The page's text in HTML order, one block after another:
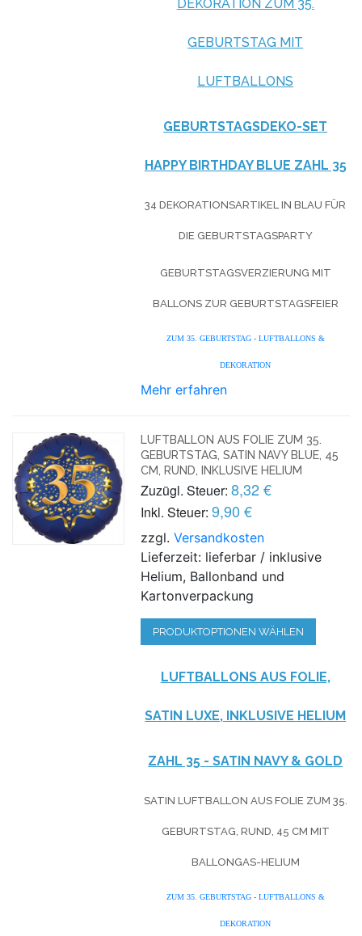
DEKORATION ZUM 35.
GEBURTSTAG MIT
LUFTBALLONS
GEBURTSTAGSDEKO-SET
HAPPY BIRTHDAY BLUE ZAHL 35
34 DEKORATIONSARTIKEL IN BLAU FÜR
DIE GEBURTSTAGSPARTY
GEBURTSTAGSVERZIERUNG MIT
BALLONS ZUR GEBURTSTAGSFEIER
ZUM 35. GEBURTSTAG - LUFTBALLONS &
DEKORATION
Mehr erfahren
LUFTBALLON AUS FOLIE ZUM 35.
GEBURTSTAG, SATIN NAVY BLUE, 45
CM, RUND, INKLUSIVE HELIUM
Zuzügl. Steuer: 8,32 €
Inkl. Steuer: 9,90 €
zzgl.Versandkosten
Lieferzeit: lieferbar / inklusive
Helium, Ballonband und
Kartonverpackung
PRODUKTOPTIONEN WÄHLEN
LUFTBALLONS AUS FOLIE,
SATIN LUXE, INKLUSIVE HELIUM
ZAHL 35 - SATIN NAVY & GOLD
SATIN LUFTBALLON AUS FOLIE ZUM 35.
GEBURTSTAG, RUND, 45 CM MIT
BALLONGAS-HELIUM
ZUM 35. GEBURTSTAG - LUFTBALLONS &
DEKORATION